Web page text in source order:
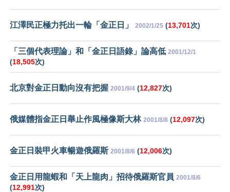
江澤民正極力托出一輪「金正日」 2002/1/25 (13,701次)
「三個代表理論」和「金正日語錄」論高低 2001/12/1
(18,505次)
北京對金正日動向沒有把握 2001/9/4 (12,827次)
俄媒體指金正日舉止作風極像斯大林 2001/8/8 (12,097次)
金正日裝甲火車暢遊俄羅斯 2001/8/6 (12,006次)
金正日用龍蝦和「天上龍肉」招待俄羅斯官員 2001/8/6
(12,991次)